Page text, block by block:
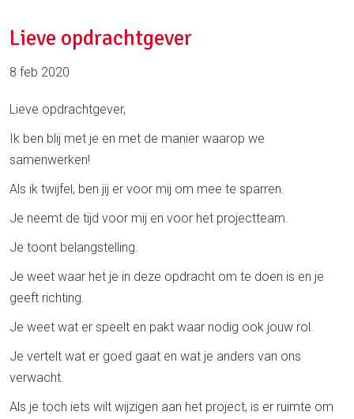
Lieve opdrachtgever
8 feb 2020
Lieve opdrachtgever,
Ik ben blij met je en met de manier waarop we
samenwerken!
Als ik twijfel, ben jij er voor mij om mee te sparren.
Je neemt de tijd voor mij en voor het projectteam.
Je toont belangstelling.
Je weet waar het je in deze opdracht om te doen is en je
geeft richting.
Je weet wat er speelt en pakt waar nodig ook jouw rol.
Je vertelt wat er goed gaat en wat je anders van ons
verwacht.
Als je toch iets wilt wijzigen aan het project, is er ruimte om